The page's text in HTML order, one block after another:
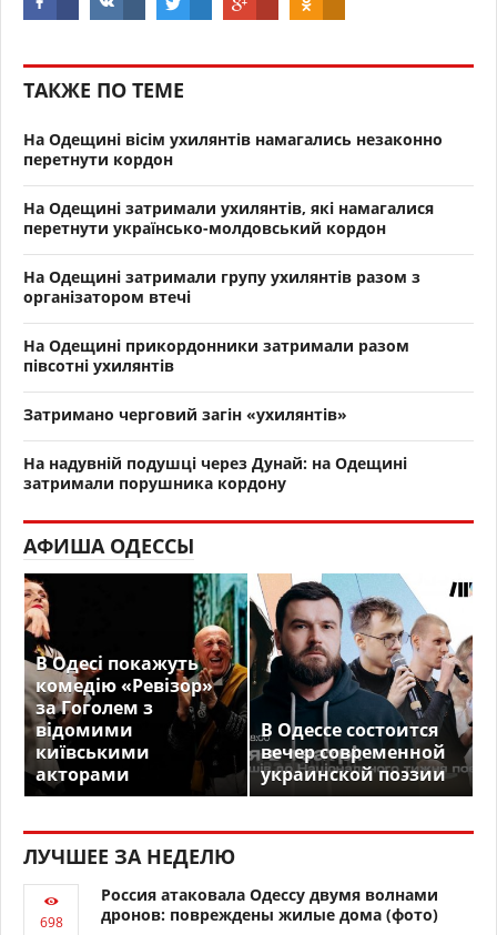
ТАКЖЕ ПО ТЕМЕ
На Одещині вісім ухилянтів намагались незаконно
перетнути кордон
На Одещині затримали ухилянтів, які намагалися
перетнути українсько-молдовський кордон
На Одещині затримали групу ухилянтів разом з
організатором втечі
На Одещині прикордонники затримали разом
півсотні ухилянтів
Затримано черговий загін «ухилянтів»
На надувній подушці через Дунай: на Одещині
затримали порушника кордону
АФИША ОДЕССЫ
В Одесі покажуть
комедію «Ревізор»
за Гоголем з
відомими
київськими
акторами
В Одессе состоится
вечер современной
украинской поэзии
ЛУЧШЕЕ ЗА НЕДЕЛЮ
Россия атаковала Одессу двумя волнами
дронов: повреждены жилые дома (фото)